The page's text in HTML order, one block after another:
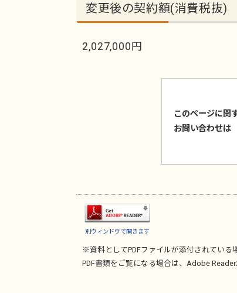
変更後の契約額(消費税抜)
2,027,000円
このページに関
お問い合わせは
別ウィンドウで開きます
※資料としてPDFファイルが添付されている
PDF書類をご覧になる場合は、 Adobe Reader